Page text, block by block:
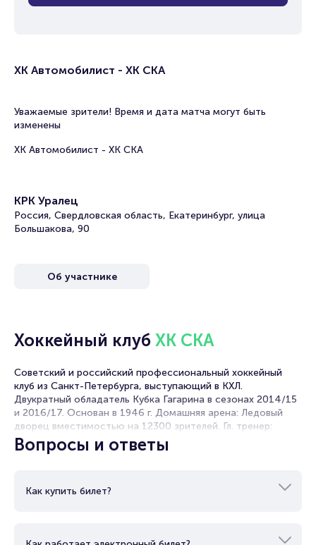
ХК Автомобилист - ХК СКА
Уважаемые зрители! Время и дата матча могут быть
изменены
ХК Автомобилист - ХК СКА
КРК Уралец
Россия, Свердловская область, Екатеринбург, улица
Большакова, 90
Об участнике
Хоккейный клуб ХК СКА
Советский и российский профессиональный хоккейный
клуб из Санкт-Петербурга, выступающий в КХЛ.
Двукратный обладатель Кубка Гагарина в сезонах 2014/15
и 2016/17. Основан в 1946 г. Домашняя арена: Ледовый
дворец вместимостью на 12300 зрителей. Гл. тренер:
Валерий Брагин. Владелец: Газпром экспорт. Президент:
Геннадий Тимченко. Директор: Роман Ротенберг. Капитан:
Вопросы и ответы
Как купить билет?